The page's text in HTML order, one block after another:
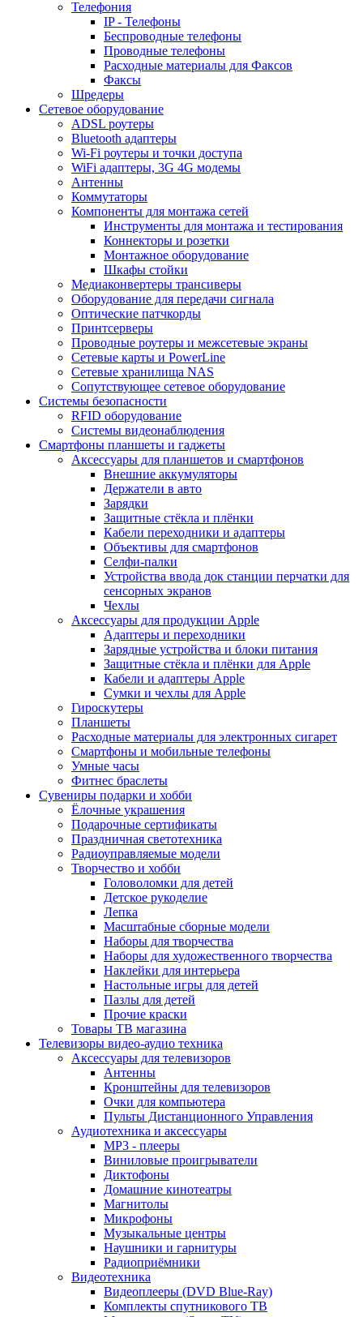
Телефония
IP - Телефоны
Беспроводные телефоны
Проводные телефоны
Расходные материалы для Факсов
Факсы
Шредеры
Сетевое оборудование
ADSL роутеры
Bluetooth адаптеры
Wi-Fi роутеры и точки доступа
WiFi адаптеры, 3G 4G модемы
Антенны
Коммутаторы
Компоненты для монтажа сетей
Инструменты для монтажа и тестирования
Коннекторы и розетки
Монтажное оборудование
Шкафы стойки
Медиаконвертеры трансиверы
Оборудование для передачи сигнала
Оптические патчкорды
Принтсерверы
Проводные роутеры и межсетевые экраны
Сетевые карты и PowerLine
Сетевые хранилища NAS
Сопутствующее сетевое оборудование
Системы безопасности
RFID оборудование
Системы видеонаблюдения
Смартфоны планшеты и гаджеты
Аксессуары для планшетов и смартфонов
Внешние аккумуляторы
Держатели в авто
Зарядки
Защитные стёкла и плёнки
Кабели переходники и адаптеры
Объективы для смартфонов
Селфи-палки
Устройства ввода док станции перчатки для
сенсорных экранов
Чехлы
Аксессуары для продукции Apple
Адаптеры и переходники
Зарядные устройства и блоки питания
Защитные стёкла и плёнки для Apple
Кабели и адаптеры Apple
Сумки и чехлы для Apple
Гироскутеры
Планшеты
Расходные материалы для электронных сигарет
Смартфоны и мобильные телефоны
Умные часы
Фитнес браслеты
Сувениры подарки и хобби
Ёлочные украшения
Подарочные сертификаты
Праздничная светотехника
Радиоуправляемые модели
Творчество и хобби
Головоломки для детей
Детское рукоделие
Лепка
Масштабные сборные модели
Наборы для творчества
Наборы для художественного творчества
Наклейки для интерьера
Настольные игры для детей
Пазлы для детей
Прочие краски
Товары ТВ магазина
Телевизоры видео-аудио техника
Аксессуары для телевизоров
Антенны
Кронштейны для телевизоров
Очки для компьютера
Пульты Дистанционного Управления
Аудиотехника и аксессуары
MP3 - плееры
Виниловые проигрыватели
Диктофоны
Домашние кинотеатры
Магнитолы
Микрофоны
Музыкальные центры
Наушники и гарнитуры
Радиоприёмники
Видеотехника
Видеоплееры (DVD Blue-Ray)
Комплекты спутникового ТВ